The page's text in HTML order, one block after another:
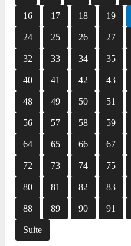
16 17 18 19
24 25 26 27
32 33 34 35
40 41 42 43
48 49 50 51
56 57 58 59
64 65 66 67
72 73 74 75
80 81 82 83
88 89 90 91
Suite